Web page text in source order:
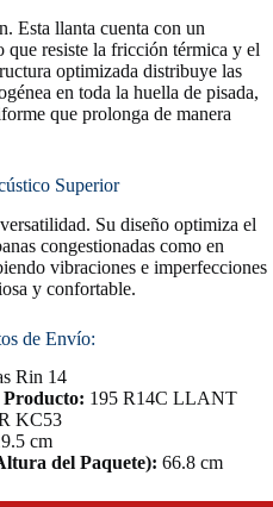
Esta llanta cuenta con un
resiste la fricción térmica y el
optimizada distribuye las
en toda la huella de pisada,
que prolonga de manera
Superior
Su diseño optimiza el
congestionadas como en
vibraciones e imperfecciones
y confortable.
de Envío:
Rin 14
Producto: 195 R14C LLANT
KC53
cm
del Paquete): 66.8 cm